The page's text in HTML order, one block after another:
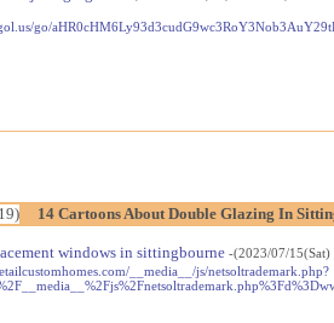
go/
14 Cartoons About Double Glazing In
windows in sittingbourne -(2023/07/
__media__/js/netsoltrademark.php?